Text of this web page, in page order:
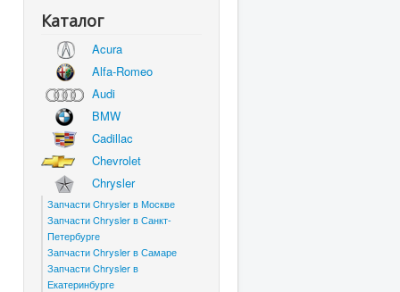
Каталог
Acura
Alfa-Romeo
Audi
BMW
Cadillac
Chevrolet
Chrysler
Запчасти Chrysler в Москве
Запчасти Chrysler в Санкт-
Петербурге
Запчасти Chrysler в Самаре
Запчасти Chrysler в
Екатеринбурге